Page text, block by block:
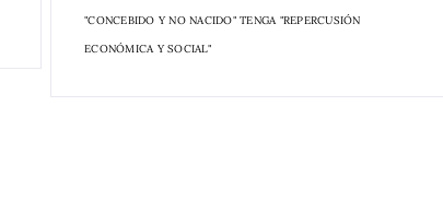
"CONCEBIDO Y NO NACIDO" TENGA "REPERCUSIÓN
ECONÓMICA Y SOCIAL"